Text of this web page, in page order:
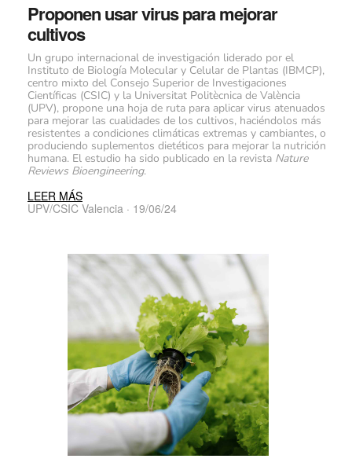
Proponen usar virus para mejorar
cultivos
Un grupo internacional de investigación liderado por el
Instituto de Biología Molecular y Celular de Plantas (IBMCP),
centro mixto del Consejo Superior de Investigaciones
Científicas (CSIC) y la Universitat Politècnica de València
(UPV), propone una hoja de ruta para aplicar virus atenuados
para mejorar las cualidades de los cultivos, haciéndolos más
resistentes a condiciones climáticas extremas y cambiantes, o
produciendo suplementos dietéticos para mejorar la nutrición
humana. El estudio ha sido publicado en la revista Nature
Reviews Bioengineering.
LEER MÁS
UPV/CSIC Valencia · 19/06/24